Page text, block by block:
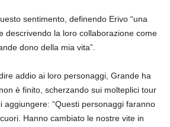
sentimento, definendo Erivo “una
descrivendo la loro collaborazione come
dono della mia vita”.
addio ai loro personaggi, Grande ha
è finito, scherzando sui molteplici tour
aggiungere: “Questi personaggi faranno
Hanno cambiato le nostre vite in